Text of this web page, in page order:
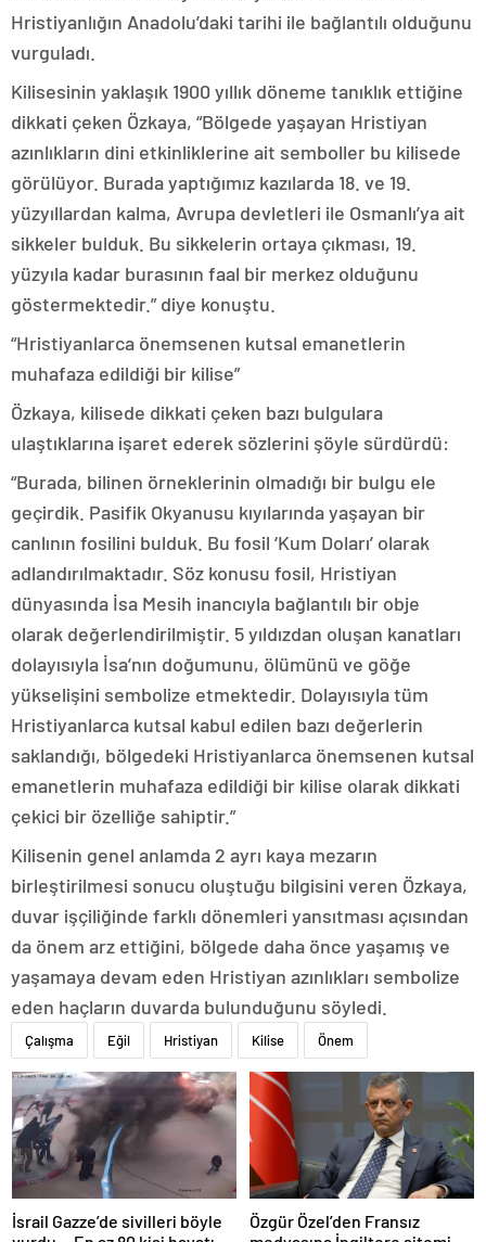
Hristiyanlığın Anadolu’daki tarihi ile bağlantılı olduğunu
vurguladı.
Kilisesinin yaklaşık 1900 yıllık döneme tanıklık ettiğine
dikkati çeken Özkaya, “Bölgede yaşayan Hristiyan
azınlıkların dini etkinliklerine ait semboller bu kilisede
görülüyor. Burada yaptığımız kazılarda 18. ve 19.
yüzyıllardan kalma, Avrupa devletleri ile Osmanlı’ya ait
sikkeler bulduk. Bu sikkelerin ortaya çıkması, 19.
yüzyıla kadar burasının faal bir merkez olduğunu
göstermektedir.” diye konuştu.
“Hristiyanlarca önemsenen kutsal emanetlerin
muhafaza edildiği bir kilise”
Özkaya, kilisede dikkati çeken bazı bulgulara
ulaştıklarına işaret ederek sözlerini şöyle sürdürdü:
“Burada, bilinen örneklerinin olmadığı bir bulgu ele
geçirdik. Pasifik Okyanusu kıyılarında yaşayan bir
canlının fosilini bulduk. Bu fosil ‘Kum Doları’ olarak
adlandırılmaktadır. Söz konusu fosil, Hristiyan
dünyasında İsa Mesih inancıyla bağlantılı bir obje
olarak değerlendirilmiştir. 5 yıldızdan oluşan kanatları
dolayısıyla İsa’nın doğumunu, ölümünü ve göğe
yükselişini sembolize etmektedir. Dolayısıyla tüm
Hristiyanlarca kutsal kabul edilen bazı değerlerin
saklandığı, bölgedeki Hristiyanlarca önemsenen kutsal
emanetlerin muhafaza edildiği bir kilise olarak dikkati
çekici bir özelliğe sahiptir.”
Kilisenin genel anlamda 2 ayrı kaya mezarın
birleştirilmesi sonucu oluştuğu bilgisini veren Özkaya,
duvar işçiliğinde farklı dönemleri yansıtması açısından
da önem arz ettiğini, bölgede daha önce yaşamış ve
yaşamaya devam eden Hristiyan azınlıkları sembolize
eden haçların duvarda bulunduğunu söyledi.
Çalışma Eğil Hristiyan Kilise Önem
İsrail Gazze’de sivilleri böyle
Özgür Özel’den Fransız